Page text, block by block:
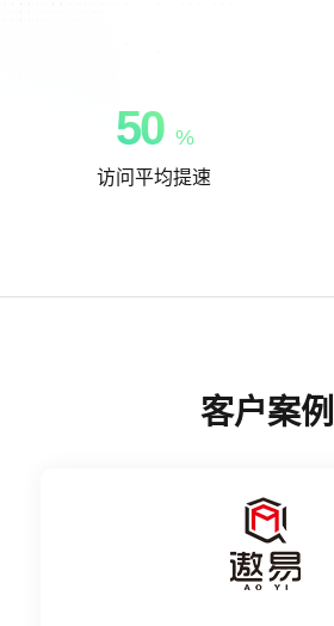
50 %
访问平均提速
客户案例